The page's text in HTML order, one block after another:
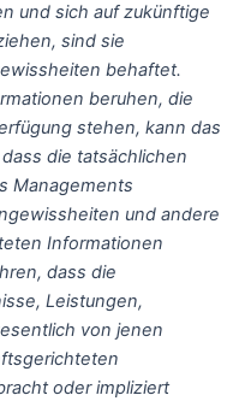
und sich auf zukünftige
sind sie
behaftet.
beruhen, die
stehen, kann das
die tatsächlichen
Managements
und andere
Informationen
dass die
Leistungen,
von jenen
oder impliziert